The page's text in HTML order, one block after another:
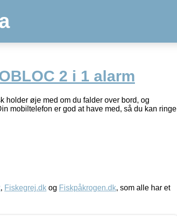
2 i 1 alarm
holder øje med om du falder over bord, og
mobiltelefon er god at have med, så du kan ringe
, Fiskegrej.dk og Fiskpåkrogen.dk, som alle har et